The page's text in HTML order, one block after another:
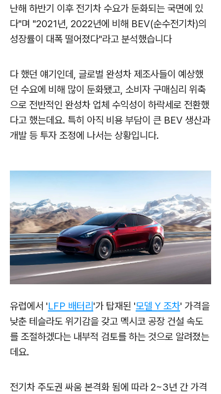
난해 하반기 이후 전기차 수요가 둔화되는 국면에 있
다"며 "2021년, 2022년에 비해 BEV(순수전기차)의
성장률이 대폭 떨어졌다"라고 분석했습니다
다 했던 얘기인데, 글로벌 완성차 제조사들이 예상했
던 수요에 비해 많이 둔화됐고, 소비자 구매심리 위축
으로 전반적인 완성차 업체 수익성이 하락세로 전환했
다고 했는데요. 특히 아직 비용 부담이 큰 BEV 생산과
개발 등 투자 조정에 나서는 상황입니다.
유럽에서 'LFP 배터리 '가 탑재된 '모델 Y 조차' 가격을
낮춘 테슬라도 위기감을 갖고 멕시코 공장 건설 속도
를 조절하겠다는 내부적 검토를 하는 것으로 알려졌는
데요.
전기차 주도권 싸움 본격화 됨에 따라 2~3년 간 가격